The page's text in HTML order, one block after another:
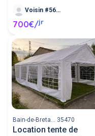
Voisin #564475
700€/jr
Bain-de-Breta... 35470
Location tente de